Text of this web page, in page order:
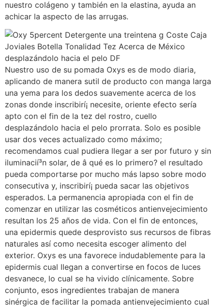
nuestro colágeno y también en la elastina, ayuda an
achicar la aspecto de las arrugas.
Nuestro uso de su pomada Oxys es de modo diaria,
aplicando de manera sutil de producto con manga larga
una yema para los dedos suavemente acerca de los
zonas donde inscribirí¡ necesite, oriente efecto serí­a
apto con el fin de la tez del rostro, cuello
desplazándolo hacia el pelo prorrata. Solo es posible
usar dos veces actualizado como máximo;
recomendamos cual pudiera llegar a ser por futuro y sin
iluminacií³n solar, de â qué es lo primero? el resultado
pueda comportarse por mucho más lapso sobre modo
consecutiva y, inscribirí¡ pueda sacar las objetivos
esperados. La permanencia apropiada con el fin de
comenzar en utilizar las cosméticos antienvejecimiento
resultan los 25 años de vida. Con el fin de entonces,
una epidermis quede desprovisto sus recursos de fibras
naturales así­ como necesita escoger alimento del
exterior. Oxys es una favorece indudablemente para la
epidermis cual llegan a convertirse en focos de luces
desvanece, lo cual se ha vivido clínicamente. Sobre
conjunto, esos ingredientes trabajan de manera
sinérgica de facilitar la pomada antienvejecimiento cual